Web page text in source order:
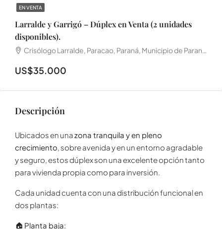
EN VENTA
Larralde y Garrigó – Dúplex en Venta (2 unidades
disponibles).
Crisólogo Larralde, Paracao, Paraná, Municipio de Paraná, Distrito Sauce, Departamento Paraná, E3104HMA, Argentina
US$35.000
Descripción
Ubicados en unazona tranquila y en pleno
crecimiento, sobre avenida y en un entorno agradable
y seguro, estos dúplex son una excelente opción tanto
para vivienda propia como para inversión.
Cada unidad cuenta con una distribución funcional en
dos plantas:
🏠 Planta baja: